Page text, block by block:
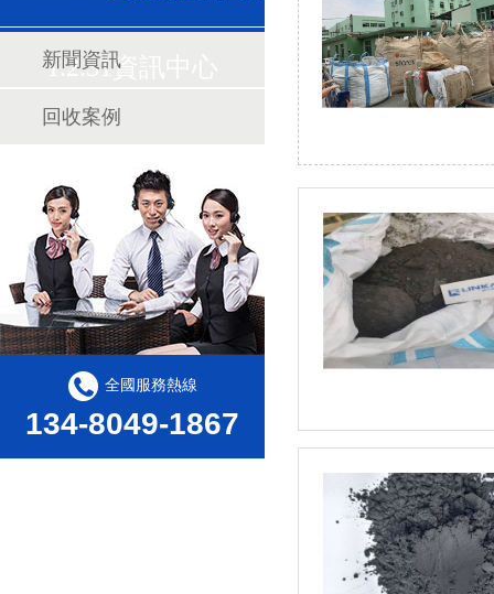
1.2.31資訊中心
新聞資訊
回收案例
全國服務熱線
134-8049-1867